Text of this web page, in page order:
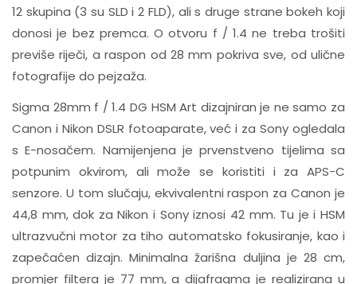
12 skupina (3 su SLD i 2 FLD), ali s druge strane bokeh koji
donosi je bez premca. O otvoru f / 1.4 ne treba trošiti
previše riječi, a raspon od 28 mm pokriva sve, od ulične
fotografije do pejzaža.
Sigma 28mm f / 1.4 DG HSM Art dizajniran je ne samo za
Canon i Nikon DSLR fotoaparate, već i za Sony ogledala
s E-nosačem. Namijenjena je prvenstveno tijelima sa
potpunim okvirom, ali može se koristiti i za APS-C
senzore. U tom slučaju, ekvivalentni raspon za Canon je
44,8 mm, dok za Nikon i Sony iznosi 42 mm. Tu je i HSM
ultrazvučni motor za tiho automatsko fokusiranje, kao i
zapečaćen dizajn. Minimalna žarišna duljina je 28 cm,
promjer filtera je 77 mm, a dijafragma je realizirana u